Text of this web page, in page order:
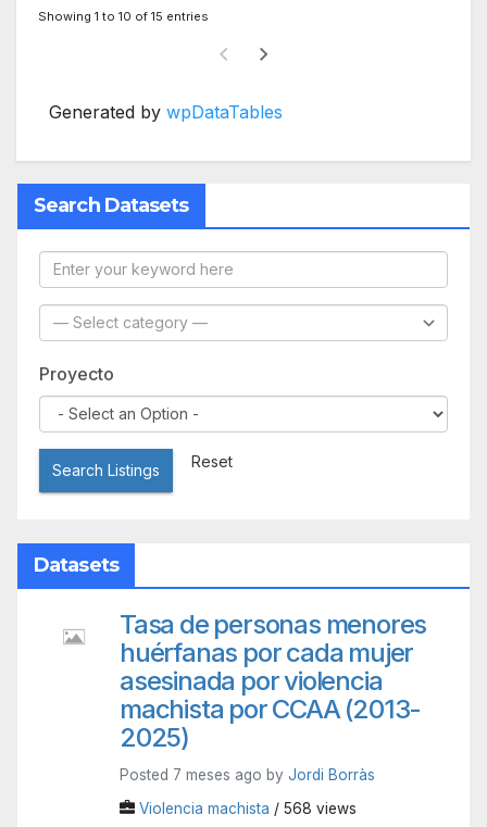
Showing 1 to 10 of 15 entries
Generated by wpDataTables
Search Datasets
Proyecto
Search Listings Reset
Datasets
Tasa de personas menores
huérfanas por cada mujer
asesinada por violencia
machista por CCAA (2013-
2025)
Posted 7 meses ago by Jordi Borràs
Violencia machista / 568 views